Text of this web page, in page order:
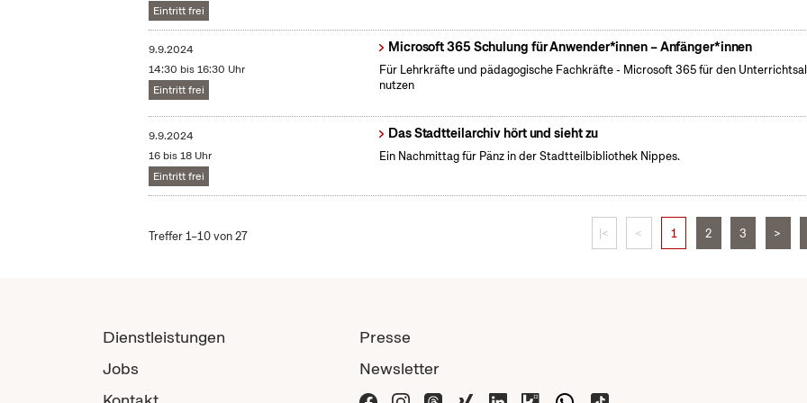
Eintritt frei
9.9.2024
14:30 bis 16:30 Uhr
Eintritt frei
Microsoft 365 Schulung für Anwender*innen – Anfänger*innen
Für Lehrkräfte und pädagogische Fachkräfte - Microsoft 365 für den
nutzen
9.9.2024
16 bis 18 Uhr
Eintritt frei
Das Stadtteilarchiv hört und sieht zu
Ein Nachmittag für Pänz in der Stadtteilbibliothek Nippes.
Treffer 1–10 von 27 |< < 1 2 3 >
Dienstleistungen
Jobs
Presse
Newsletter